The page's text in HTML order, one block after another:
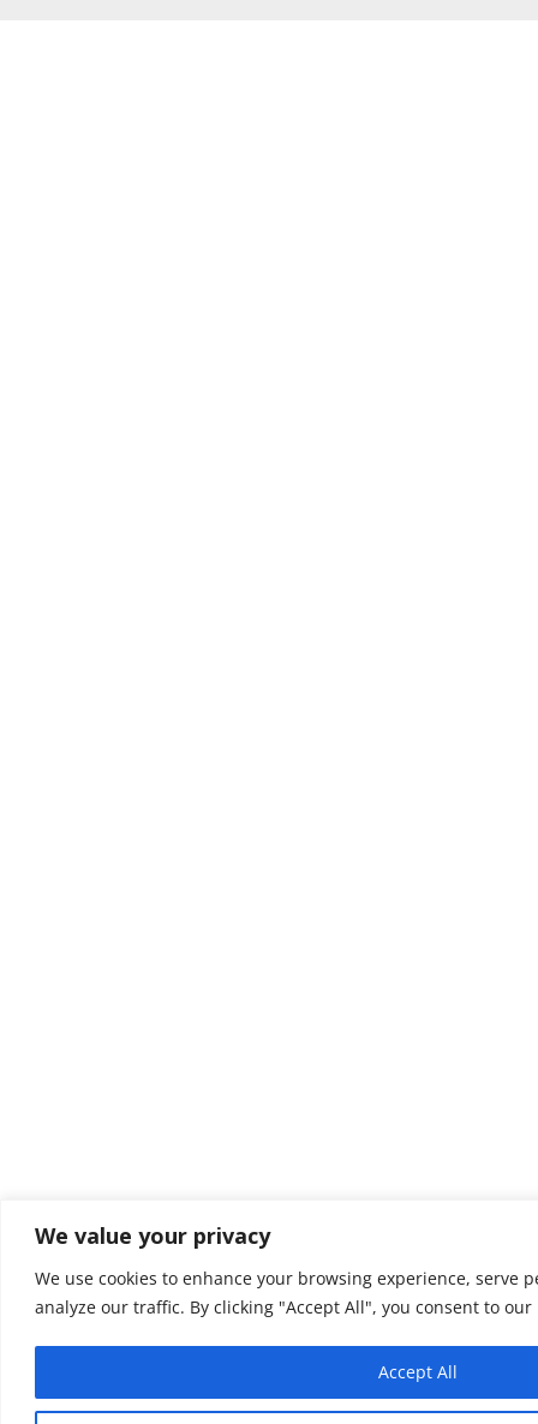
We value your privacy
We use cookies to enhance your browsing experience, serve
analyze our traffic. By clicking "Accept All", you consent to our
Accept All